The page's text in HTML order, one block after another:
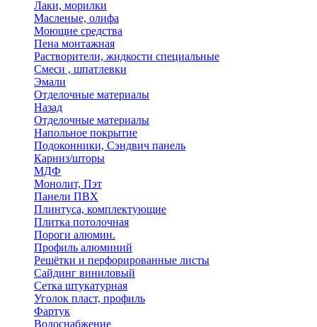
Лаки, морилки
Масленые, олифа
Моющие средства
Пена монтажная
Растворители, жидкости специальные
Смеси , шпатлевки
Эмали
Отделочные материалы
Назад
Отделочные материалы
Напольное покрытие
Подоконники, Сэндвич панель
Карниз/шторы
МДФ
Монолит, Пэт
Панели ПВХ
Плинтуса, комплектующие
Плитка потолочная
Пороги алюмин.
Профиль алюминий
Решётки и перфорированные листы
Сайдинг виниловый
Сетка штукатурная
Уголок пласт, профиль
Фартук
Водоснабжение